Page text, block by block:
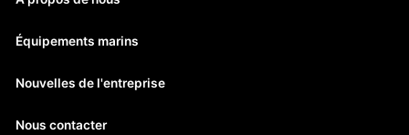
Équipements marins
Nouvelles de l'entreprise
Nous contacter